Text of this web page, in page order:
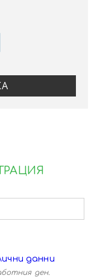
данни
ден.